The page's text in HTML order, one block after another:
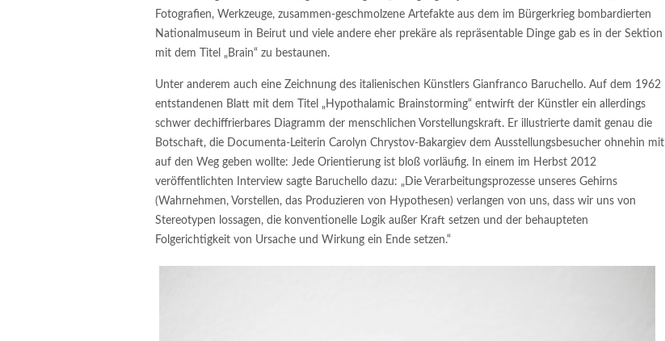
Fotografien, Werkzeuge, zusammen-geschmolzene Artefakte aus dem im Bürgerkrieg bombardierten
Nationalmuseum in Beirut und viele andere eher prekäre als repräsentable Dinge gab es in der Sektion
mit dem Titel „Brain“ zu bestaunen.
Unter anderem auch eine Zeichnung des italienischen Künstlers Gianfranco Baruchello. Auf dem 1962
entstandenen Blatt mit dem Titel „Hypothalamic Brainstorming“ entwirft der Künstler ein allerdings
schwer dechiffrierbares Diagramm der menschlichen Vorstellungskraft. Er illustrierte damit genau die
Botschaft, die Documenta-Leiterin Carolyn Chrystov-Bakargiev dem Ausstellungsbesucher ohnehin mit
auf den Weg geben wollte: Jede Orientierung ist bloß vorläufig. In einem im Herbst 2012
veröffentlichten Interview sagte Baruchello dazu: „Die Verarbeitungsprozesse unseres Gehirns
(Wahrnehmen, Vorstellen, das Produzieren von Hypothesen) verlangen von uns, dass wir uns von
Stereotypen lossagen, die konventionelle Logik außer Kraft setzen und der behaupteten
Folgerichtigkeit von Ursache und Wirkung ein Ende setzen.“